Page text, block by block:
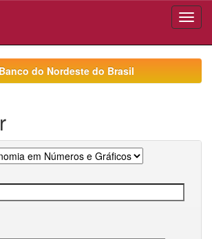
do Nordeste do Brasil